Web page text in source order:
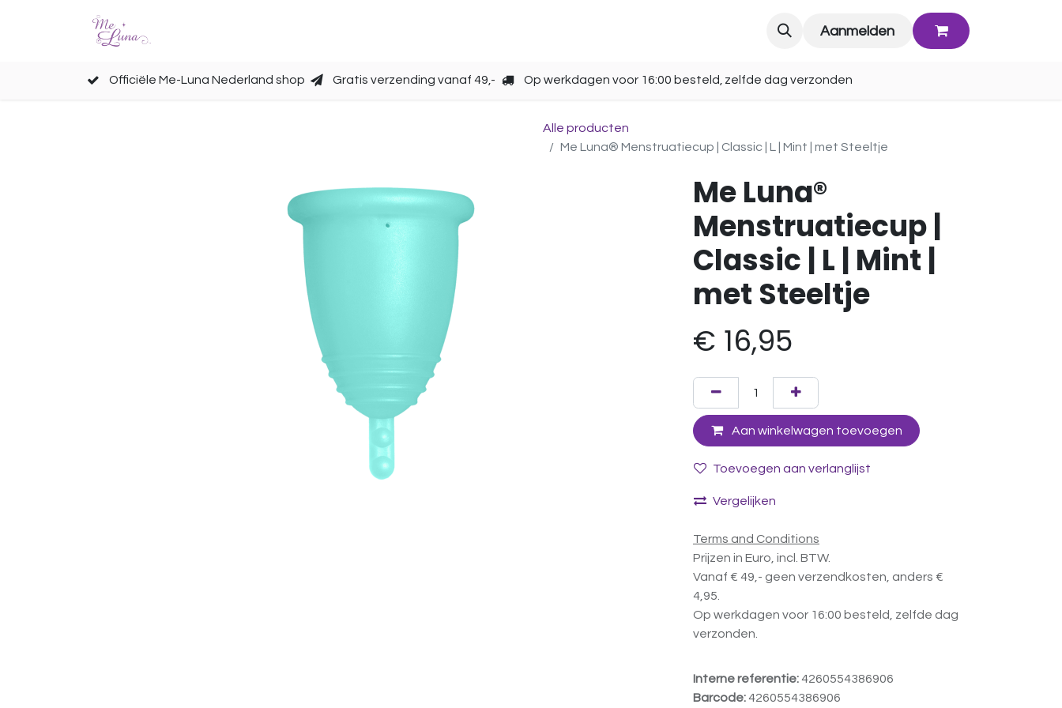
Aanmelden
Officiële Me-Luna Nederland shop Gratis verzending vanaf 49,- Op werkdagen voor 16:00 besteld, zelfde dag verzonden
Alle producten
Me Luna® Menstruatiecup | Classic | L | Mint | met Steeltje
Me Luna®
Menstruatiecup |
Classic | L | Mint |
met Steeltje
€ 16,95
Aan winkelwagen toevoegen
Toevoegen aan verlanglijst
Vergelijken
Terms and Conditions
Prijzen in Euro, incl. BTW.
Vanaf € 49,- geen verzendkosten, anders €
4,95.
Op werkdagen voor 16:00 besteld, zelfde dag
verzonden.
Interne referentie:4260554386906
Barcode:4260554386906